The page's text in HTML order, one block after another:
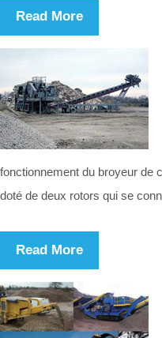
Read More
fonctionnement du broyeur de
doté de deux rotors qui se
Read More